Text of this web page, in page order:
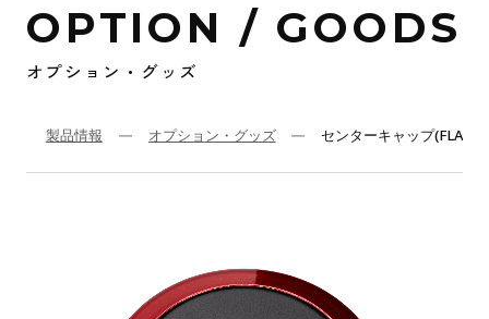
OPTION / GOODS
オプション・グッズ
製品情報 オプション・グッズ センターキャップ(FLAT